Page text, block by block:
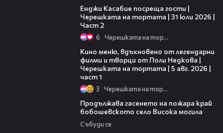
Енджи Касабие посреща гости |
Черешката на тортата | 31 юли 2026 |
Част 2
6 Черешката на тортата
Кино меню, вдъхновено от легендарни
филми и творци от Поли Недкова |
Черешката на тортата | 5 авг. 2026 |
част 1
3 Черешката на тортата
Продължава гасенето на пожара край
бобошевското село Висока могила
Събуди се